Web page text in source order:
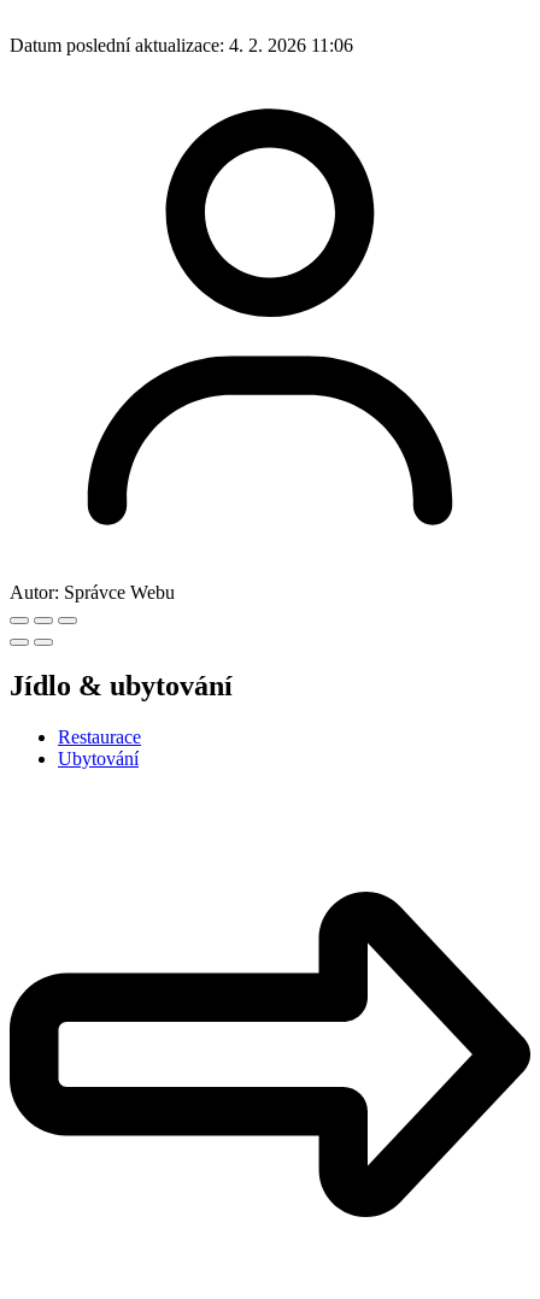
Datum poslední aktualizace: 4. 2. 2026 11:06
Autor: Správce Webu
Jídlo & ubytování
Restaurace
Ubytování